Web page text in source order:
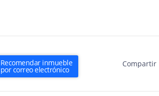
Recomendar inmueble
por correo electrónico
Compartir